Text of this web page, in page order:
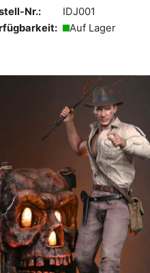
Nr.:
IDJ001
Auf Lager